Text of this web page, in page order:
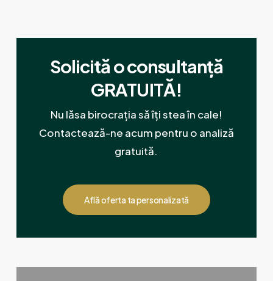
Solicită o consultanță
GRATUITĂ!
Nu lăsa birocrația să îți stea în cale!
Contactează-ne acum pentru o analiză
gratuită.
Află oferta ta personalizată